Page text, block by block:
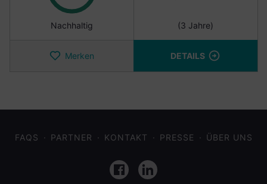
Nachhaltig (3 Jahre)
Merken DETAILS
FAQS PARTNER KONTAKT PRESSE ÜBER UNS
FacebookLinkedIn